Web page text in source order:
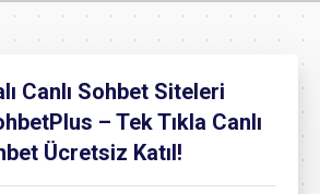
Canlı Sohbet Siteleri
– Tek Tıkla Canlı
Ücretsiz Katıl!